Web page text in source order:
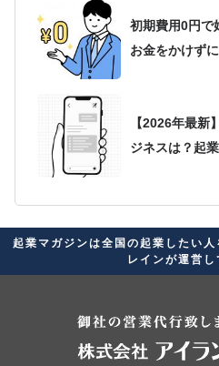
初期費用0円で
お金をかけず
【2026年最
ジネスは？起
ない人必見！
起業家に向い
営者の素質が
起業マガジンは全国の起業したい
レインが運営し